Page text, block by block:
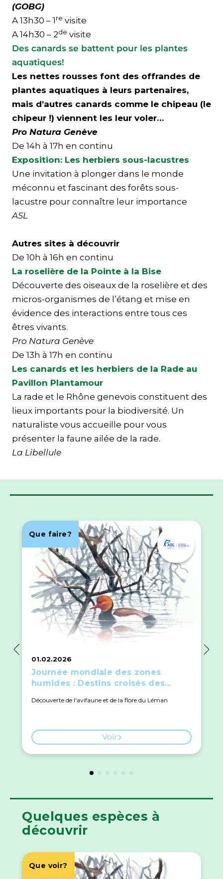
(GOBG)
A 13h30 – 1 re visite
A 14h30 – 2de visite
Des canards se battent pour les plantes
aquatiques!
Les nettes rousses font des offrandes de
plantes aquatiques à leurs partenaires,
mais d’autres canards comme le chipeau (le
chipeur !) viennent les leur voler…
Pro Natura Genève
De 14h à 17h en continu
Exposition: Les herbiers sous-lacustres
Une invitation à plonger dans le monde
méconnu et fascinant des forêts sous-
lacustre pour connaître leur importance
ASL
Autres sites à découvrir
De 10h à 16h en continu
La roselière de la Pointe à la Bise
Découverte des oiseaux de la roselière et des
micros-organismes de l’étang et mise en
évidence des interactions entre tous ces
êtres vivants.
Pro Natura Genève
De 13h à 17h en continu
Les canards et les herbiers de la Rade au
Pavillon Plantamour
La rade et le Rhône genevois constituent des
lieux importants pour la biodiversité. Un
naturaliste vous accueille pour vous
présenter la faune ailée de la rade.
La Libellule
Que faire?
01.02.2026
Journée mondiale des zones
humides : Destins croisés des
Découverte de l'avifaune et de la flore du Léman
Voir
Quelques espèces à
découvrir
Que voir?